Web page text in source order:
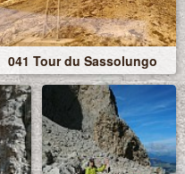
041 Tour du Sassolungo